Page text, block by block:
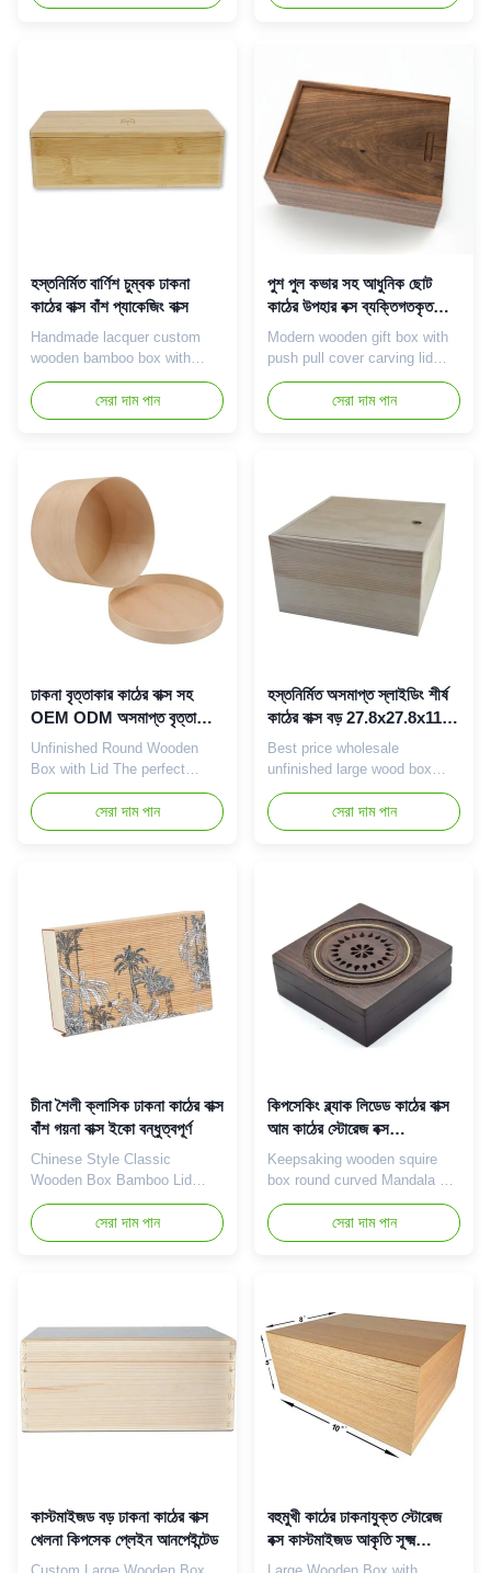
Product Introduction Vintage
presents a vintage look and
texture that takes ...
Custom wooden boxes are a
wood. Each small wooden box
can be customized according
to your needs and ...
হস্তনির্মিত বার্ণিশ চুম্বক ঢাকনা
কাঠের বাক্স বাঁশ প্যাকেজিং বাক্স
Handmade lacquer custom
wooden bamboo box with
magnet lid bamboo packaging
box Product Introduction
Bamboo box with magnet
bamboo appearance and
convenient magnet cover
design is popular. Each
bamboo box is made of
natural bamboo, showing the
সেরা দাম পান
পুশ পুল কভার সহ আধুনিক ছোট
কাঠের উপহার বক্স ব্যক্তিগতকৃত
খোদাই ঢাকনা
Modern wooden gift box with
push pull cover carving lid
personalized wooden box
small Wood Keepsake box
Product Introduction Carved
attracted much attention for
its exquisite craftsmanship
and delicate carving. Each
box ...
সেরা দাম পান
ঢাকনা বৃত্তাকার কাঠের বাক্স সহ
OEM ODM অসমাপ্ত বৃত্তাকার
কাঠের স্টোরেজ বক্স
Unfinished Round Wooden
Box with Lid The perfect
fusion of nature and beauty
Product Introduction The
circular wooden box with lid is
design and practical lid. Each
box is made of high-quality
wood for a rounded ...
সেরা দাম পান
হস্তনির্মিত অসমাপ্ত স্লাইডিং শীর্ষ
কাঠের বাক্স বড় 27.8x27.8x11.3
সেমি
Best price wholesale
unfinished large wood box
with slide lid Product
Introduction The large wooden
box with slide lid is a high-
design and practicality. Each
wooden box is made of high-
quality wood with a smooth
sliding ...
সেরা দাম পান
চীনা শৈলী ক্লাসিক ঢাকনা কাঠের বাক্স
বাঁশ গয়না বাক্স ইকো বন্ধুত্বপূর্ণ
Chinese Style Classic
Wooden Box Bamboo Lid
Lined Custom Logo Bamboo
Jewelry wood crafts, wooden
boxes, & wall signs Product
the perfect combination of
elegant Chinese style and
modern utility. Whether used
for ...
সেরা দাম পান
কিপসেকিং ব্ল্যাক লিডেড কাঠের বাক্স
আম কাঠের স্টোরেজ বক্স
10x10x3.8 সেমি
Keepsaking wooden squire
box round curved Mandala on
lid black wood color Mango
wood Handmade Product
Introduction Black wooden
and wood texture combined to
show a unique charm. Each
black wooden box is made of
...
সেরা দাম পান
কাস্টমাইজড বড় ঢাকনা কাঠের বাক্স
খেলনা কিপসেক প্লেইন আনপেইন্টেড
বহুমুখী কাঠের ঢাকনাযুক্ত স্টোরেজ
বক্স কাস্টমাইজড আকৃতি সূক্ষ্ম
ডিজাইন